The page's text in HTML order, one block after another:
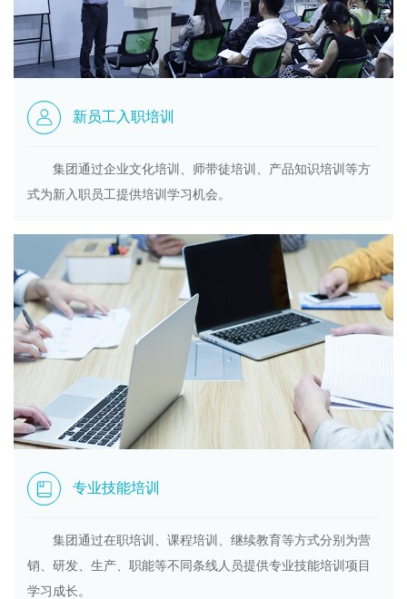
新员工入职培训
集团通过企业文化培训、师带徒培训、产品知识培训等方
式为新入职员工提供培训学习机会。
专业技能培训
集团通过在职培训、课程培训、继续教育等方式分别为营
销、研发、生产、职能等不同条线人员提供专业技能培训项目
学习成长。